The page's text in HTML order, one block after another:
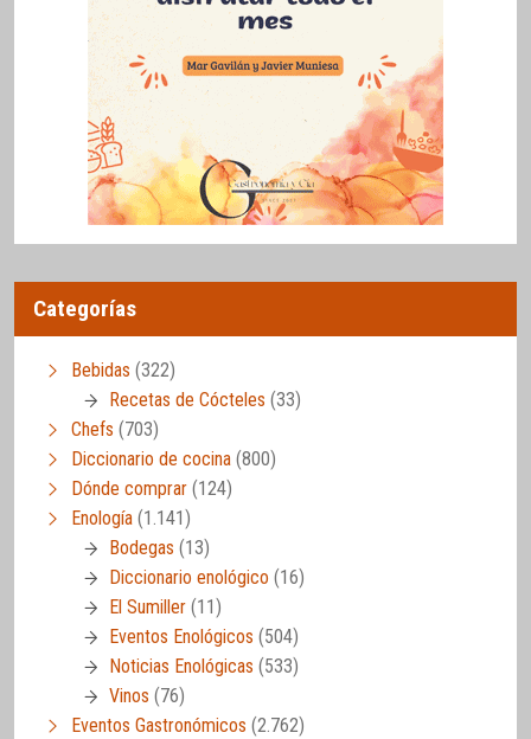
Categorías
Bebidas (322)
Recetas de Cócteles (33)
Chefs (703)
Diccionario de cocina (800)
Dónde comprar (124)
Enología (1.141)
Bodegas (13)
Diccionario enológico (16)
El Sumiller (11)
Eventos Enológicos (504)
Noticias Enológicas (533)
Vinos (76)
Eventos Gastronómicos (2.762)